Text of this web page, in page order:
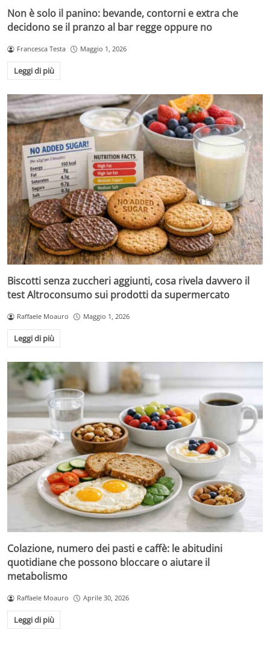
Non è solo il panino: bevande, contorni e extra che
decidono se il pranzo al bar regge oppure no
Francesca Testa Maggio 1, 2026
Leggi di più
Biscotti senza zuccheri aggiunti, cosa rivela davvero il
test Altroconsumo sui prodotti da supermercato
Raffaele Moauro Maggio 1, 2026
Leggi di più
Colazione, numero dei pasti e caffè: le abitudini
quotidiane che possono bloccare o aiutare il
metabolismo
Raffaele Moauro Aprile 30, 2026
Leggi di più